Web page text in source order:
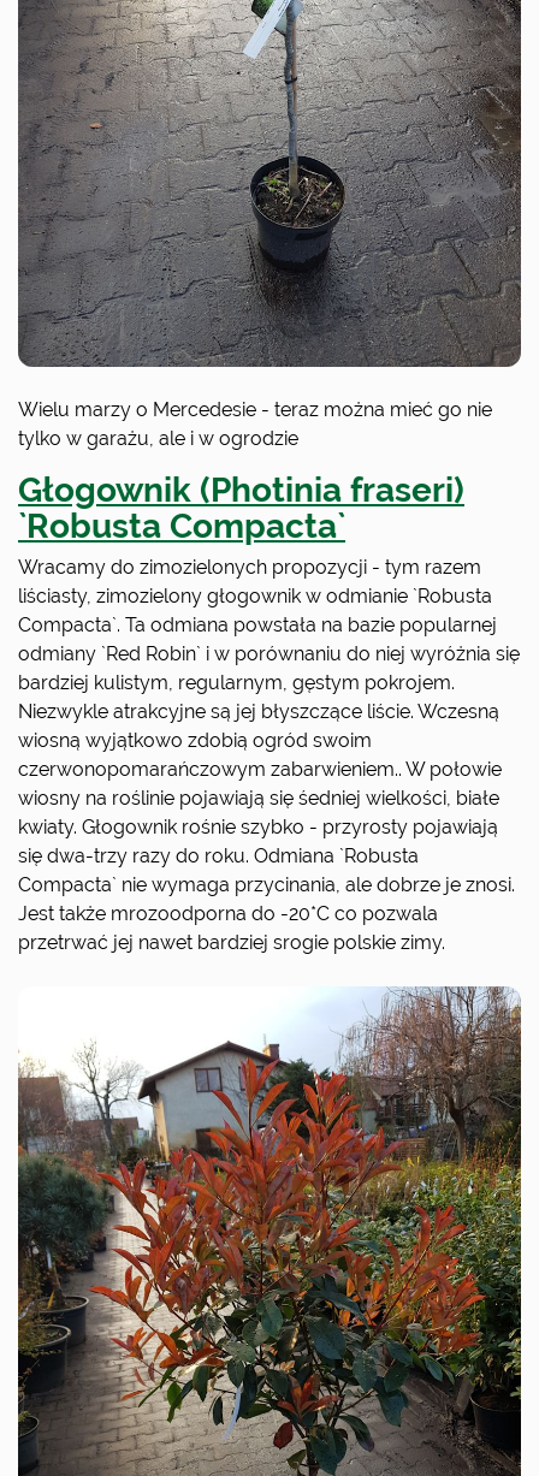
Wielu marzy o Mercedesie - teraz można mieć go nie
tylko w garażu, ale i w ogrodzie
Głogownik (Photinia fraseri)
`Robusta Compacta`
Wracamy do zimozielonych propozycji - tym razem
liściasty, zimozielony głogownik w odmianie `Robusta
Compacta`. Ta odmiana powstała na bazie popularnej
odmiany `Red Robin` i w porównaniu do niej wyróżnia się
bardziej kulistym, regularnym, gęstym pokrojem.
Niezwykle atrakcyjne są jej błyszczące liście. Wczesną
wiosną wyjątkowo zdobią ogród swoim
czerwonopomarańczowym zabarwieniem.. W połowie
wiosny na roślinie pojawiają się śedniej wielkości, białe
kwiaty. Głogownik rośnie szybko - przyrosty pojawiają
się dwa-trzy razy do roku. Odmiana `Robusta
Compacta` nie wymaga przycinania, ale dobrze je znosi.
Jest także mrozoodporna do -20*C co pozwala
przetrwać jej nawet bardziej srogie polskie zimy.